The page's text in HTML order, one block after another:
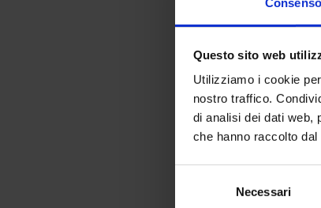
Questo sito web
Utilizziamo i cookie
nostro traffico.
di analisi dei dati web,
che hanno raccolto
Necessari